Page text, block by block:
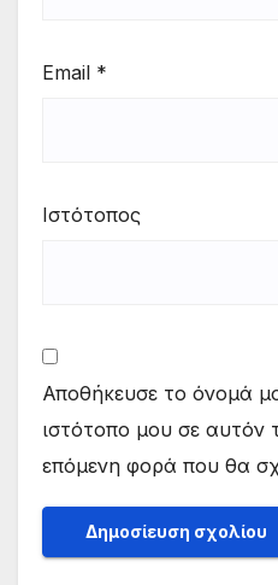
Email *
Ιστότοπος
Αποθήκευσε το όνομά
ιστότοπο μου σε αυτόν
επόμενη φορά που θα